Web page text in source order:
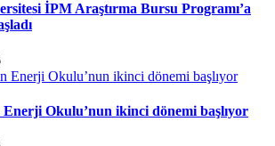
İPM Araştırma Bursu Programı’a
Okulu’nun ikinci dönemi başlıyor